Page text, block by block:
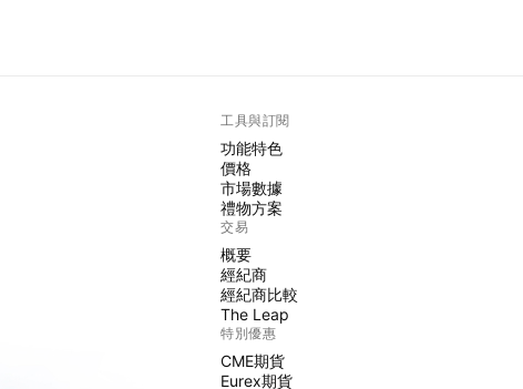
工具與訂閱
功能特色
價格
市場數據
禮物方案
交易
概要
經紀商
經紀商比較
The Leap
特別優惠
CME期貨
Eurex期貨